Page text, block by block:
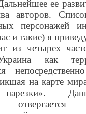
ее
авторов.
персонажей
и такие) я
из четырех
как
на карте
нарезки».
отвергается